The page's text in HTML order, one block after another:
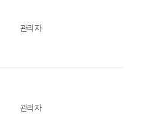
관리자
관리자